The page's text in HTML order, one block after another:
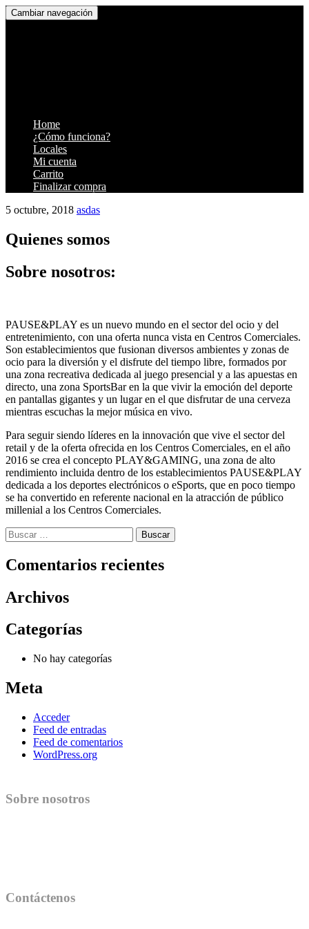
Cambiar navegación
contenido
Home
¿Cómo funciona?
Locales
Mi cuenta
Carrito
Finalizar compra
5 octubre, 2018 asdas
Quienes somos
Sobre nosotros:
PAUSE&PLAY es un nuevo mundo en el sector del ocio y del
entretenimiento, con una oferta nunca vista en Centros Comerciales.
Son establecimientos que fusionan diversos ambientes y zonas de
ocio para la diversión y el disfrute del tiempo libre, formados por
una zona recreativa dedicada al juego presencial y a las apuestas en
directo, una zona SportsBar en la que vivir la emoción del deporte
en pantallas gigantes y un lugar en el que disfrutar de una cerveza
mientras escuchas la mejor música en vivo.
Para seguir siendo líderes en la innovación que vive el sector del
retail y de la oferta ofrecida en los Centros Comerciales, en el año
2016 se crea el concepto PLAY&GAMING, una zona de alto
rendimiento incluida dentro de los establecimientos PAUSE&PLAY
dedicada a los deportes electrónicos o eSports, que en poco tiempo
se ha convertido en referente nacional en la atracción de público
millenial a los Centros Comerciales.
Buscar:
Comentarios recientes
Archivos
Categorías
No hay categorías
Meta
Acceder
Feed de entradas
Feed de comentarios
WordPress.org
Sobre nosotros
Contáctenos